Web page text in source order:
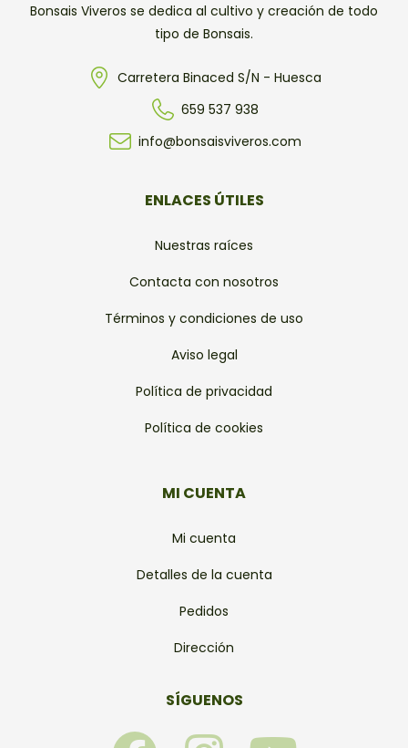
Bonsais Viveros se dedica al cultivo y creación de todo
tipo de Bonsais.
Carretera Binaced S/N - Huesca
659 537 938
info@bonsaisviveros.com
ENLACES ÚTILES
Nuestras raíces
Contacta con nosotros
Términos y condiciones de uso
Aviso legal
Política de privacidad
Política de cookies
MI CUENTA
Mi cuenta
Detalles de la cuenta
Pedidos
Dirección
SÍGUENOS